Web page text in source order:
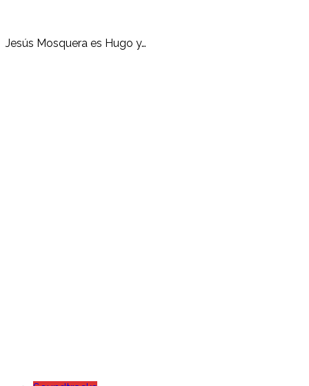
Jesús Mosquera es Hugo y…